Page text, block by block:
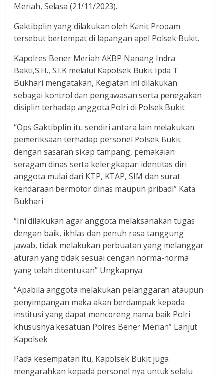
Meriah, Selasa (21/11/2023).
Gaktibplin yang dilakukan oleh Kanit Propam
tersebut bertempat di lapangan apel Polsek Bukit.
Kapolres Bener Meriah AKBP Nanang Indra
Bakti,S.H., S.I.K melalui Kapolsek Bukit Ipda T
Bukhari mengatakan, Kegiatan ini dilakukan
sebagai kontrol dan pengawasan serta penegakan
disiplin terhadap anggota Polri di Polsek Bukit
“Ops Gaktibplin itu sendiri antara lain melakukan
pemeriksaan terhadap personel Polsek Bukit
dengan sasaran sikap tampang, pemakaian
seragam dinas serta kelengkapan identitas diri
anggota mulai dari KTP, KTAP, SIM dan surat
kendaraan bermotor dinas maupun pribadi” Kata
Bukhari
“Ini dilakukan agar anggota melaksanakan tugas
dengan baik, ikhlas dan penuh rasa tanggung
jawab, tidak melakukan perbuatan yang melanggar
aturan yang tidak sesuai dengan norma-norma
yang telah ditentukan” Ungkapnya
“Apabila anggota melakukan pelanggaran ataupun
penyimpangan maka akan berdampak kepada
institusi yang dapat mencoreng nama baik Polri
khususnya kesatuan Polres Bener Meriah” Lanjut
Kapolsek
Pada kesempatan itu, Kapolsek Bukit juga
mengarahkan kepada personel nya untuk selalu